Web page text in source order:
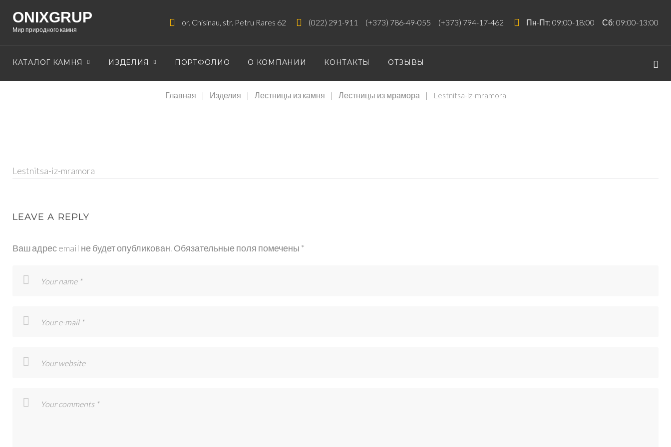
ONIXGRUP
Мир природного камня
or. Chisinau, str. Petru Rares 62 (022) 291-911 (+373) 786-49-055 (+373) 794-17-462 Пн-Пт: 09:00-18:00 Сб: 09:00-13:00
КАТАЛОГ КАМНЯ ИЗДЕЛИЯ ПОРТФОЛИО О КОМПАНИИ КОНТАКТЫ ОТЗЫВЫ
Главная | Изделия | Лестницы из камня | Лестницы из мрамора | Lestnitsa-iz-mramora
LESTNITSA-
IZ-
MRAMORA
Lestnitsa-iz-mramora
LEAVE A REPLY
Ваш адрес email не будет опубликован. Обязательные поля помечены *